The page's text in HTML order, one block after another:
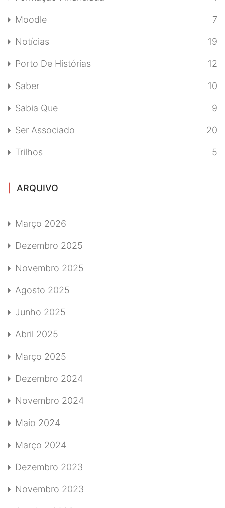
Moodle 7
Notícias 19
Porto De Histórias 12
Saber 10
Sabia Que 9
Ser Associado 20
Trilhos 5
ARQUIVO
Março 2026
Dezembro 2025
Novembro 2025
Agosto 2025
Junho 2025
Abril 2025
Março 2025
Dezembro 2024
Novembro 2024
Maio 2024
Março 2024
Dezembro 2023
Novembro 2023